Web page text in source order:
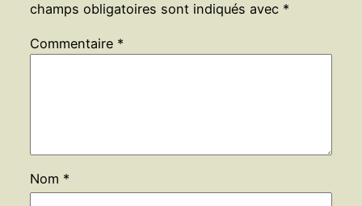
champs obligatoires sont indiqués avec *
Commentaire *
Nom *